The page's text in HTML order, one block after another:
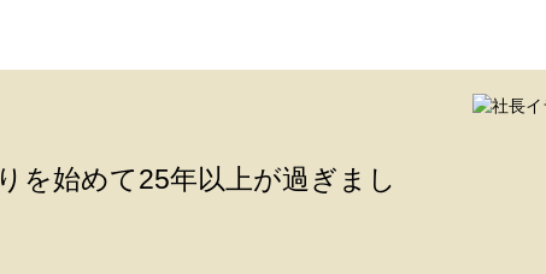
を始めて25年以上が過ぎまし